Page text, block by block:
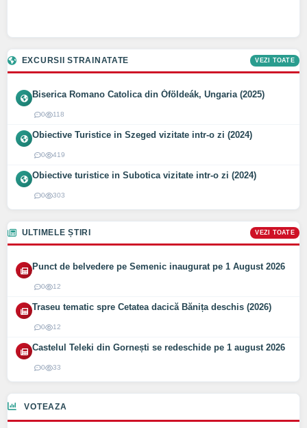
EXCURSII STRAINATATE VEZI TOATE
Biserica Romano Catolica din Óföldeák, Ungaria (2025)
0 118
Obiective Turistice in Szeged vizitate intr-o zi (2024)
0 419
Obiective turistice in Subotica vizitate intr-o zi (2024)
0 303
ULTIMELE ȘTIRI VEZI TOATE
Punct de belvedere pe Semenic inaugurat pe 1 August 2026
0 12
Traseu tematic spre Cetatea dacică Bănița deschis (2026)
0 12
Castelul Teleki din Gornești se redeschide pe 1 august 2026
0 33
VOTEAZA